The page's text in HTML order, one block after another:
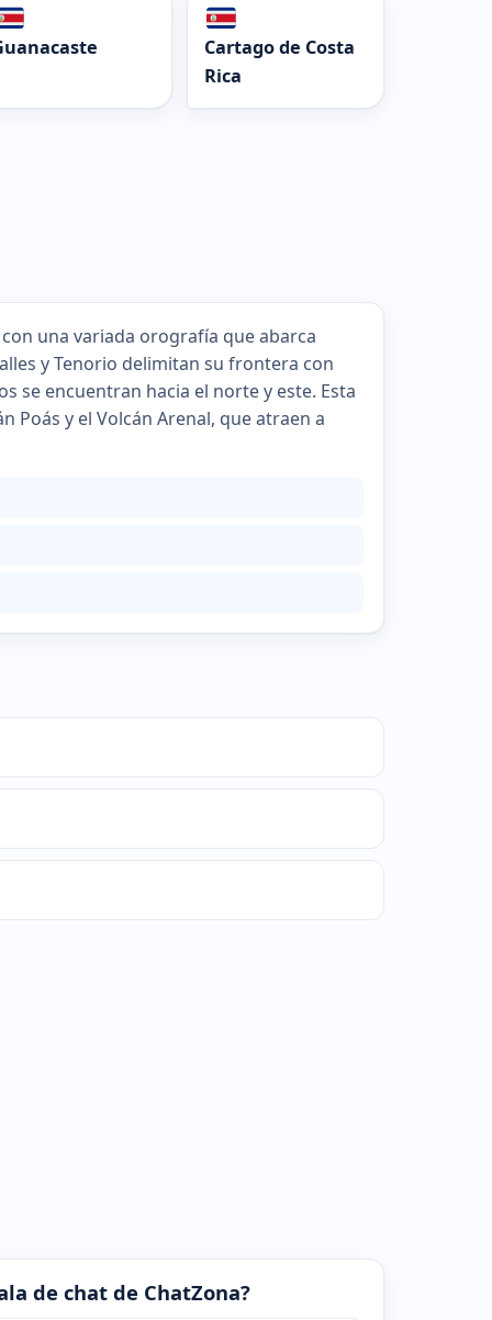
Cartago de Costa
Rica
una variada orografía que abarca
y Tenorio delimitan su frontera con
se encuentran hacia el norte y este. Esta
Poás y el Volcán Arenal, que atraen a
de chat de ChatZona?